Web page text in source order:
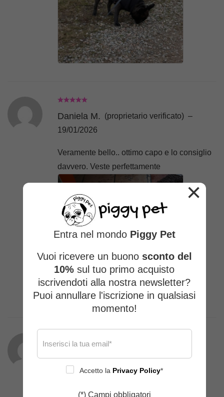
Daniela M. (proprietario verificato) –
19/01/2026
Veramente bello.. ottimo capo e lo consiglio
davvero. Veste perfettamente
13/01/2026
×
Entra nel mondo Piggy Pet
Vuoi ricevere un buono sconto del
10% sul tuo primo acquisto
iscrivendoti alla nostra newsletter?
Puoi annullare l'iscrizione in qualsiasi
momento!
Accetto la Privacy Policy*
(*) Campi obbligatori